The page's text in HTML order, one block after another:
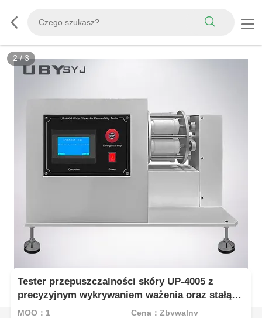
2/3
Tester przepuszczalności skóry UP-4005 z
precyzyjnym wykrywaniem ważenia oraz stałą
kontrolą wilgotności i temperatury dla sprzętu
MOQ：1 Cena：Zbywalny